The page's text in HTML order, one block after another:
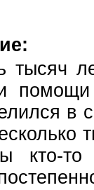
тысяч
помощи
в
кто-